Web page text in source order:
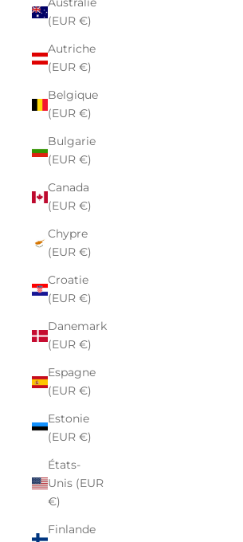
(EUR €)
Autriche
(EUR €)
Belgique
(EUR €)
Bulgarie
(EUR €)
Canada
(EUR €)
Chypre
(EUR €)
Croatie
(EUR €)
Danemark
(EUR €)
Espagne
(EUR €)
Estonie
(EUR €)
États-
Unis (EUR
€)
Finlande